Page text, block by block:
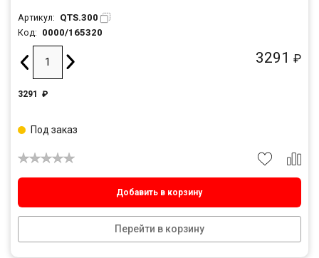
Артикул: QTS.300
Код: 0000/165320
3291 ₽
3291 ₽
Добавить в корзину
Перейти в корзину
Под заказ